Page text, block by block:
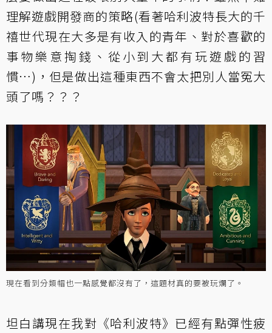
理解遊戲開發商的策略(看著哈利波特長大的千
禧世代現在大多是有收入的青年、對於喜歡的
事物樂意掏錢、從小到大都有玩遊戲的習
慣⋯)，但是做出這種東西不會太把別人當冤大
頭了嗎？？？
現在看到分類帽也一點感覺都沒有了，這題材真的要被玩爛了。
坦白講現在我對《哈利波特》已經有點彈性疲